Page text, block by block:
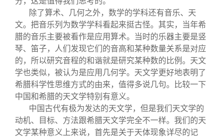
除了算术、几何之外，数学的学科还有音乐、天
文。把音乐列为数学学科看起来挺古怪。其实，当年希
腊的音乐主要被看作是应用算术。当时的乐器主要是竖
琴、笛子，人们发现它们的音高和某种数量关系是对应
的，所以研究音程的和谐就是研究某种数的比例。天文
学也类似，被认为是应用几何学。天文学更好地表明了
希腊科学性思维方式的由来，值得多说几句。比较一下
中国和希腊的天文学特别有意义。
中国古代有极为发达的天文学，但是我们天文学的
动机、目标、方法跟希腊天文学完全不一样。我们的天
文学某种意义上来说，首先是关于天体现象详尽的记